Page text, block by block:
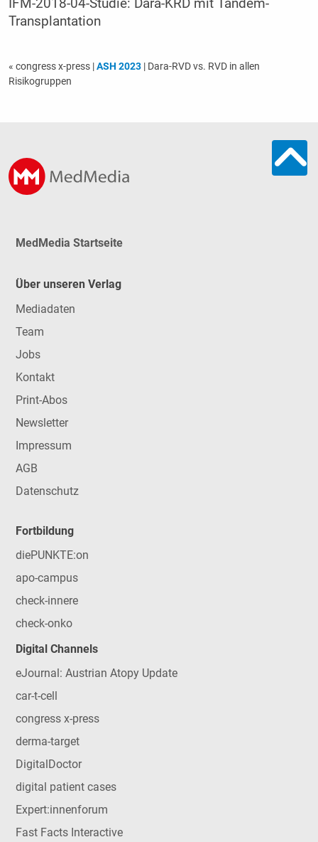
IFM-2018-04-Studie: Dara-KRD mit Tandem-
Transplantation
« congress x-press |ASH 2023| Dara-RVD vs. RVD in allen
Risikogruppen
MedMedia Startseite
Über unseren Verlag
Mediadaten
Team
Jobs
Kontakt
Print-Abos
Newsletter
Impressum
AGB
Datenschutz
Fortbildung
diePUNKTE:on
apo-campus
check-innere
check-onko
Digital Channels
eJournal: Austrian Atopy Update
car-t-cell
congress x-press
derma-target
DigitalDoctor
digital patient cases
Expert:innenforum
Fast Facts Interactive